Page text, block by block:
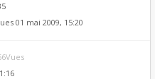
01 mai 2009, 15:20